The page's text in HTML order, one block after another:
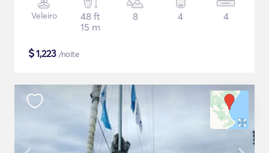
Veleiro
48 ft
15 m
8 4 4
$1,223 /noite